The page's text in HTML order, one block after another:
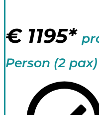
€ 1195*
Person (2 pax)